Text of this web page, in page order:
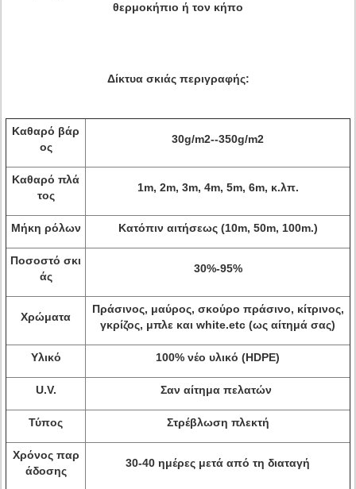
θερμοκήπιο ή τον κήπο
Δίκτυα σκιάς περιγραφής:
Καθαρό βάρ
ος
30g/m2--350g/m2
Καθαρό πλά
τος
1m, 2m, 3m, 4m, 5m, 6m, κ.λπ.
Μήκη ρόλων Κατόπιν αιτήσεως (10m, 50m, 100m.)
Ποσοστό σκι
άς
30%-95%
Χρώματα
Πράσινος, μαύρος, σκούρο πράσινο, κίτρινος,
γκρίζος, μπλε και white.etc (ως αίτημά σας)
Υλικό 100% νέο υλικό (HDPE)
U.V. Σαν αίτημα πελατών
Τύπος Στρέβλωση πλεκτή
Χρόνος παρ
άδοσης
30-40 ημέρες μετά από τη διαταγή